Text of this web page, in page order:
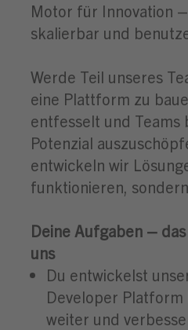
Motor für Innovation
skalierbar und
Werde Teil unseres
eine Plattform zu
entfesselt und Teams
Potenzial
entwickeln wir
funktionieren,
Deine Aufgaben –
uns
Du entwickelst
Developer
weiter und